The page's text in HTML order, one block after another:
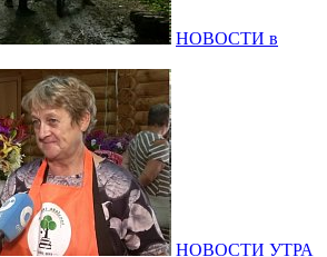
НОВОСТИ в
НОВОСТИ УТРА